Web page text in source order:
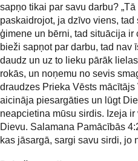
sapņo tikai par savu darbu?
paskaidrojot, ja dzīvo viens,
ģimene un bērni, tad situācija ir
bieži sapņot par darbu, tad nav
daudz un uz to lieku pārāk
rokās, un noņemu no sevis
draudzes Prieka Vēsts
aicināja piesargāties un lūgt
neapcietina mūsu sirdis. Izeja
Dievu. Salamana Pamācībās
kas jāsargā, sargi savu sirdi, jo